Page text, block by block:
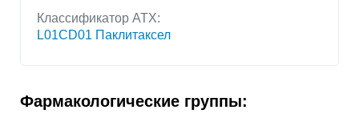
Классификатор АТХ:
L01CD01 Паклитаксел
Фармакологические группы: